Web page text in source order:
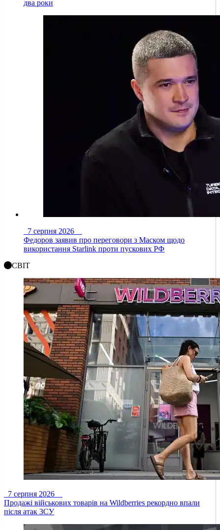
два роки
7 серпня 2026
Федоров заявив про переговори з Маском щодо
використання Starlink проти пускових РФ
СВІТ
7 серпня 2026
Продажі військових товарів на Wildberries рекордно впали
після атак ЗСУ